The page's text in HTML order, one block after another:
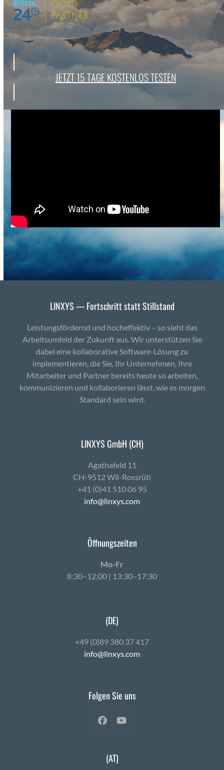
JET­ZT 15 TAGE KOSTENLOS TESTEN
LINXYS — Fortschritt statt Stillstand
Leistungsfördernd und hocheffektiv – so sieht das
Arbeitsumfeld der Zukunft aus. Wir unterstützen Sie
dabei eine kollaborative Software-Lösung zu
implementieren, die Sie, Ihr Unternehmen, Ihre
Mitarbeiter und Partner bereits heute so arbeiten,
kommunizieren und kollaborieren lässt, wie es morgen
Standard sein wird.
LINXYS GmbH (CH)
Agath­afeld 11
CH-9512 Wil-Ross­rüti
+41 (0)41 510 06 95
info@linxys.com
Öffnungszeiten
Mo-Fr
8:30–12:00 | 13:30–17:30
(DE)
+49 (0)89 380 37 417
info@linxys.com
Folgen Sie uns
FacebookYouTube
(AT)